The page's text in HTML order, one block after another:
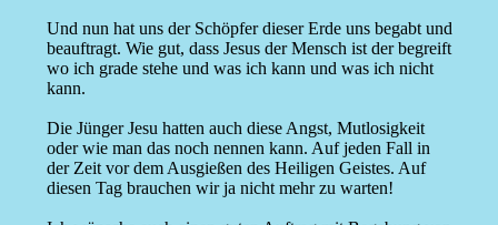
Und nun hat uns der Schöpfer dieser Erde uns begabt und
beauftragt. Wie gut, dass Jesus der Mensch ist der begreift
wo ich grade stehe und was ich kann und was ich nicht
kann.
Die Jünger Jesu hatten auch diese Angst, Mutlosigkeit
oder wie man das noch nennen kann. Auf jeden Fall in
der Zeit vor dem Ausgießen des Heiligen Geistes. Auf
diesen Tag brauchen wir ja nicht mehr zu warten!